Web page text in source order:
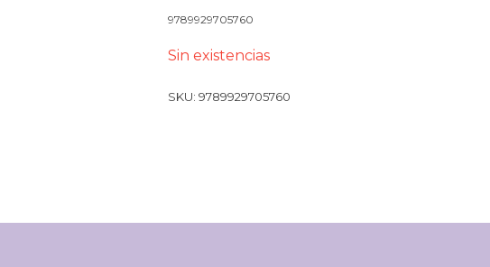
9789929705760
Sin existencias
SKU: 9789929705760